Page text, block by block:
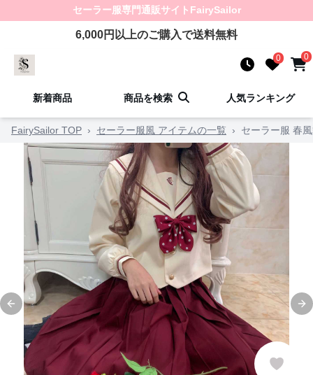
セーラー服専門通販サイト FairySailor
6,000円以上のご購入で送料無料
0 0
新着商品 商品を検索 人気ランキング
FairySailor TOP › セーラー服風 アイテムの一覧 › セーラー服 春
Previous slide